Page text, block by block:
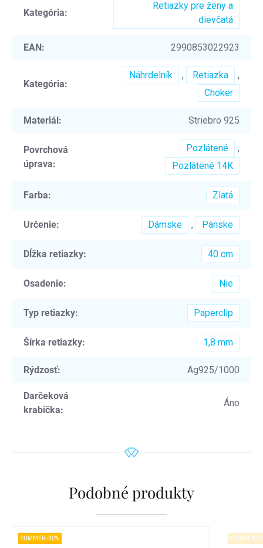
Kategória:
Retiazky pre ženy a
dievčatá
EAN: 2990853022923
Kategória:
Náhrdelník , Retiazka
,
Choker
Materiál: Striebro 925
Povrchová
úprava:
Pozlátené
,
Pozlátené 14K
Farba: Zlatá
Určenie: Dámske , Pánske
Dĺžka retiazky: 40 cm
Osadenie: Nie
Typ retiazky: Paperclip
Šírka retiazky: 1,8 mm
Rýdzosť: Ag925/1000
Darčeková
krabička:
Áno
Podobné produkty
SUMMER -30% SUMMER -